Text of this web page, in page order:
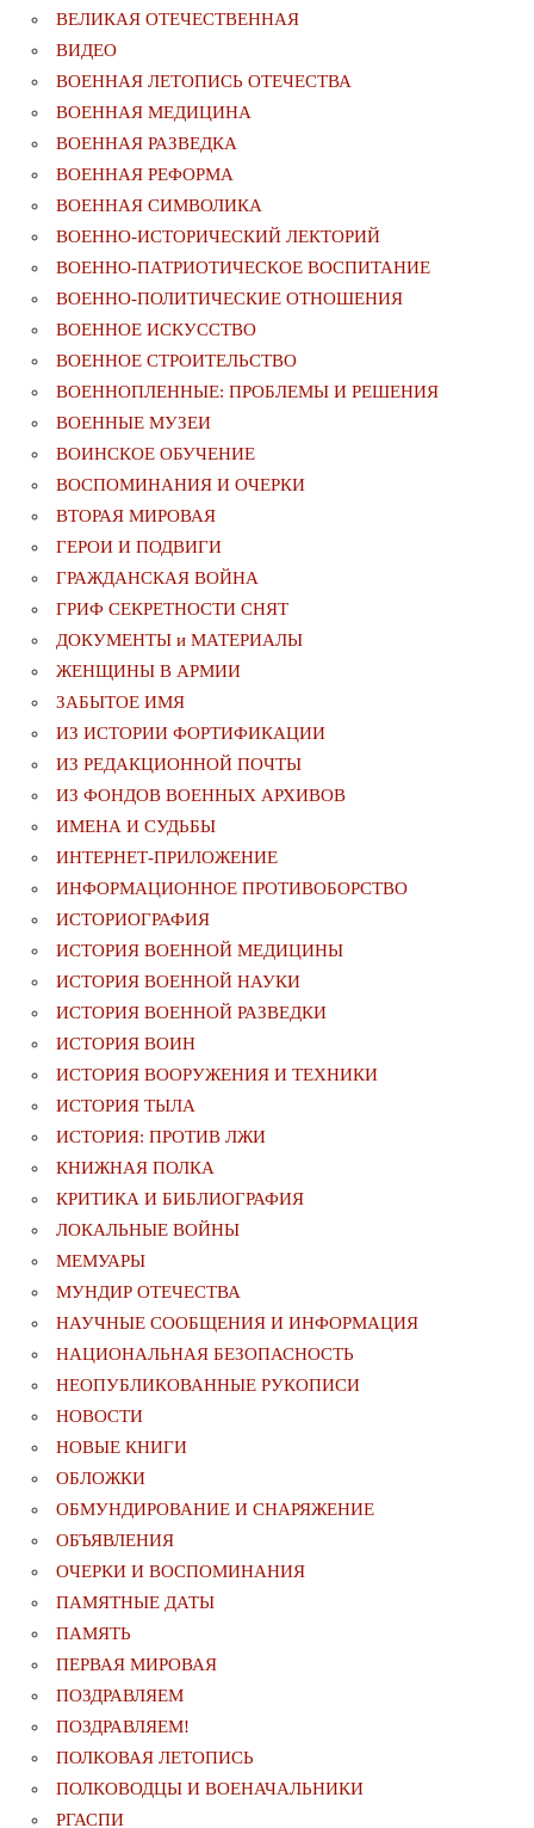
ВЕЛИКАЯ ОТЕЧЕСТВЕННАЯ
ВИДЕО
ВОЕННАЯ ЛЕТОПИСЬ ОТЕЧЕСТВА
ВОЕННАЯ МЕДИЦИНА
ВОЕННАЯ РАЗВЕДКА
ВОЕННАЯ РЕФОРМА
ВОЕННАЯ СИМВОЛИКА
ВОЕННО-ИСТОРИЧЕСКИЙ ЛЕКТОРИЙ
ВОЕННО-ПАТРИОТИЧЕСКОЕ ВОСПИТАНИЕ
ВОЕННО-ПОЛИТИЧЕСКИE ОТНОШЕНИЯ
ВОЕННОЕ ИСКУССТВО
ВОЕННОЕ СТРОИТЕЛЬСТВО
ВОЕННОПЛЕННЫЕ: ПРОБЛЕМЫ И РЕШЕНИЯ
ВОЕННЫЕ МУЗЕИ
ВОИНСКОЕ ОБУЧЕНИЕ
ВОСПОМИНАНИЯ И ОЧЕРКИ
ВТОРАЯ МИРОВАЯ
ГЕРОИ И ПОДВИГИ
ГРАЖДАНСКАЯ ВОЙНА
ГРИФ СЕКРЕТНОСТИ СНЯТ
ДОКУМЕНТЫ и МАТЕРИАЛЫ
ЖЕНЩИНЫ В АРМИИ
ЗАБЫТОЕ ИМЯ
ИЗ ИСТОРИИ ФОРТИФИКАЦИИ
ИЗ РЕДАКЦИОННОЙ ПОЧТЫ
ИЗ ФОНДОВ ВОЕННЫХ АРХИВОВ
ИМЕНА И СУДЬБЫ
ИНТЕРНЕТ-ПРИЛОЖЕНИЕ
ИНФОРМАЦИОННОЕ ПРОТИВОБОРСТВО
ИСТОРИОГРАФИЯ
ИСТОРИЯ ВОЕННОЙ МЕДИЦИНЫ
ИСТОРИЯ ВОЕННОЙ НАУКИ
ИСТОРИЯ ВОЕННОЙ РАЗВЕДКИ
ИСТОРИЯ ВОИН
ИСТОРИЯ ВООРУЖЕНИЯ И ТЕХНИКИ
ИСТОРИЯ ТЫЛА
ИСТОРИЯ: ПРОТИВ ЛЖИ
КНИЖНАЯ ПОЛКА
КРИТИКА И БИБЛИОГРАФИЯ
ЛОКАЛЬНЫЕ ВОЙНЫ
МЕМУАРЫ
МУНДИР ОТЕЧЕСТВА
НАУЧНЫЕ СООБЩЕНИЯ И ИНФОРМАЦИЯ
НАЦИОНАЛЬНАЯ БЕЗОПАСНОСТЬ
НЕОПУБЛИКОВАННЫЕ РУКОПИСИ
НОВОСТИ
НОВЫЕ КНИГИ
ОБЛОЖКИ
ОБМУНДИРОВАНИЕ И СНАРЯЖЕНИЕ
ОБЪЯВЛЕНИЯ
ОЧЕРКИ И ВОСПОМИНАНИЯ
ПАМЯТНЫЕ ДАТЫ
ПАМЯТЬ
ПЕРВАЯ МИРОВАЯ
ПОЗДРАВЛЯЕМ
ПОЗДРАВЛЯЕМ!
ПОЛКОВАЯ ЛЕТОПИСЬ
ПОЛКОВОДЦЫ И ВОЕНАЧАЛЬНИКИ
РГАСПИ